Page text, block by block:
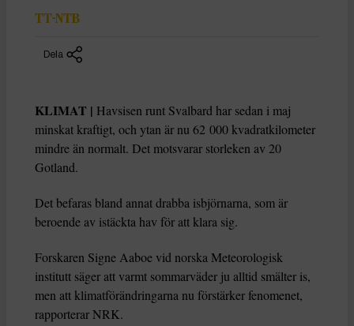
TT-NTB
Dela
KLIMAT | Havsisen runt Svalbard har sedan i maj
minskat kraftigt, och ytan är nu 62 000 kvadratkilometer
mindre än normalt. Det motsvarar storleken av 20
Gotland.
Det befaras bland annat drabba isbjörnarna, som är
beroende av istäckta hav för att klara sig.
Forskaren Signe Aaboe vid norska Meteorologisk
institutt säger att varmt sommarväder ju alltid smälter is,
men att klimatförändringarna nu förstärker fenomenet,
rapporterar NRK.